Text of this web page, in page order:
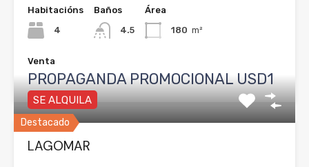
Habitacións
4
Baños
4.5
Área
180 m²
Venta
PROPAGANDA PROMOCIONAL USD1
Destacado
SE ALQUILA
LAGOMAR